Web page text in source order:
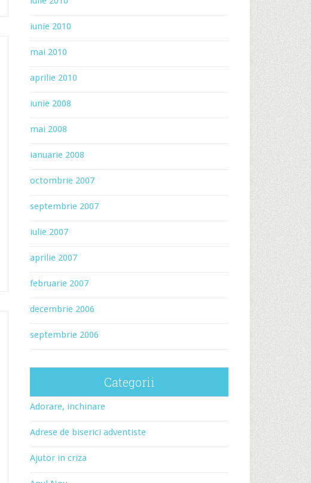
iunie 2010
mai 2010
aprilie 2010
iunie 2008
mai 2008
ianuarie 2008
octombrie 2007
septembrie 2007
iulie 2007
aprilie 2007
februarie 2007
decembrie 2006
septembrie 2006
Categorii
Adorare, inchinare
Adrese de biserici adventiste
Ajutor in criza